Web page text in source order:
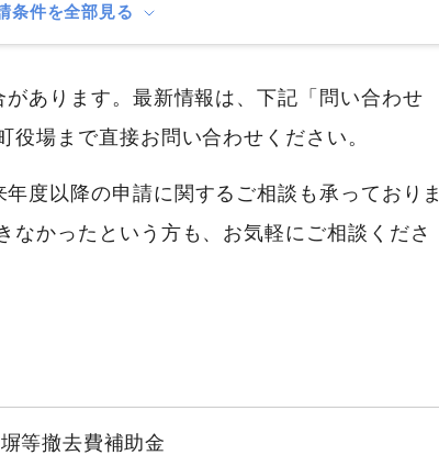
条件を全部見る
あります。最新情報は、下記「問い合わせ
場まで直接お問い合わせください。
年度以降の申請に関するご相談も承っておりま
なかったという方も、お気軽にご相談くださ
等撤去費補助金